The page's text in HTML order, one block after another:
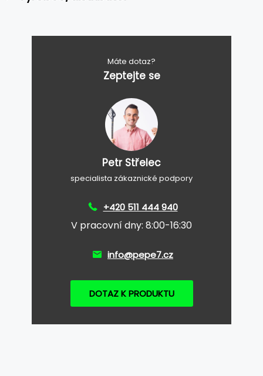
Máte dotaz?
Zeptejte se
Petr Střelec
specialista zákaznické podpory
+420 511 444 940
V pracovní dny: 8:00-16:30
info@pepe7.cz
DOTAZ K PRODUKTU